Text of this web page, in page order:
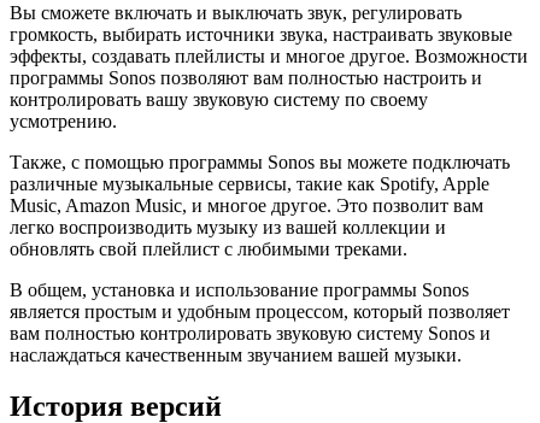
Вы сможете включать и выключать звук, регулировать
громкость, выбирать источники звука, настраивать звуковые
эффекты, создавать плейлисты и многое другое. Возможности
программы Sonos позволяют вам полностью настроить и
контролировать вашу звуковую систему по своему
усмотрению.
Также, с помощью программы Sonos вы можете подключать
различные музыкальные сервисы, такие как Spotify, Apple
Music, Amazon Music, и многое другое. Это позволит вам
легко воспроизводить музыку из вашей коллекции и
обновлять свой плейлист с любимыми треками.
В общем, установка и использование программы Sonos
является простым и удобным процессом, который позволяет
вам полностью контролировать звуковую систему Sonos и
наслаждаться качественным звучанием вашей музыки.
История версий